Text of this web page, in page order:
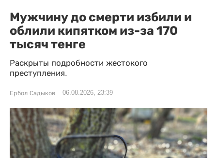
Мужчину до смерти избили и
облили кипятком из-за 170
тысяч тенге
Раскрыты подробности жестокого
преступления.
Ербол Садыков 06.08.2026, 23:39